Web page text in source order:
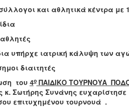
και αθλητικά κέντρα με
υπήρχε ιατρική κάλυψη των
διαιτητές
του 4οΠΑΙΔΙΚΟ ΤΟΥΡΝΟΥΑ
κ. Σωτήρης Συνάνης
επιτυχημένου τουρνουά .